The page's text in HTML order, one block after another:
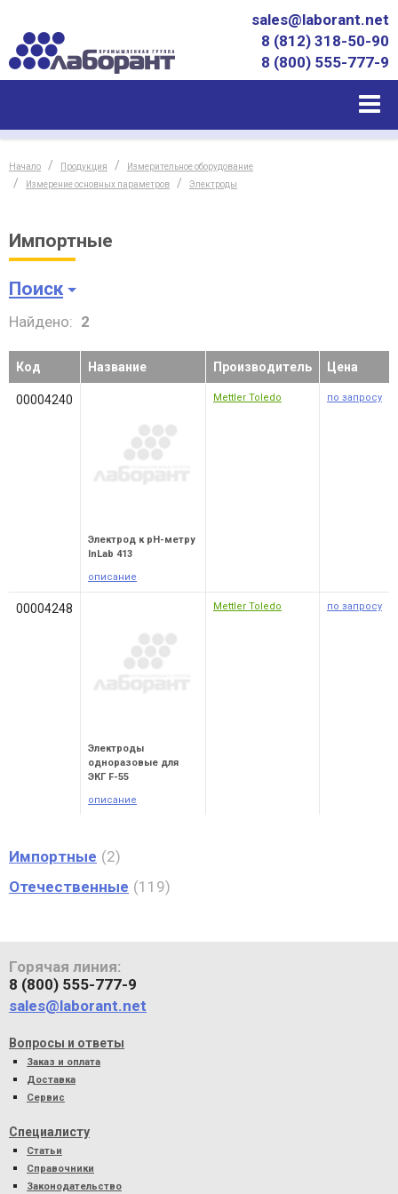
sales@laborant.net
8 (812) 318-50-90
8 (800) 555-777-9
Начало Продукция
Измерительное оборудование
Измерение основных параметров
Электроды
Импортные
Поиск
Найдено: 2
Код Название Производитель Цена
00004240
Электрод к pH-метру
InLab 413
описание
Mettler Toledo по запросу
00004248
Электроды
одноразовые для
ЭКГ F-55
описание
Mettler Toledo по запросу
Импортные
2
Отечественные
119
Горячая линия:
8 (800) 555-777-9
sales@laborant.net
Вопросы и ответы
Заказ и оплата
Доставка
Сервис
Специалисту
Статьи
Справочники
Законодательство